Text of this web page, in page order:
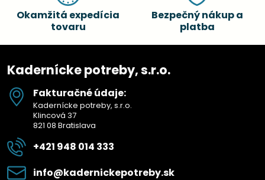
Okamžitá expedícia
tovaru
Bezpečný nákup a
platba
Kadernícke potreby, s.r.o.
Fakturačné údaje:
Kadernícke potreby, s.r.o.
Klincová 37
821 08 Bratislava
+421 948 014 333
info​@kadernickepotreby​.sk